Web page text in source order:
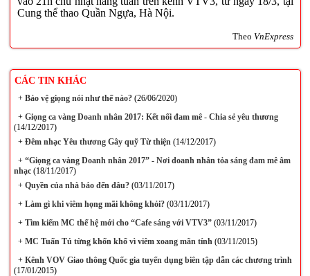
Cung thể thao Quần Ngựa, Hà Nội.
Theo VnExpress
CÁC TIN KHÁC
+Bảo vệ giọng nói như thế nào?(26/06/2020)
+Giọng ca vàng Doanh nhân 2017: Kết nối đam mê - Chia sẻ yêu thương
(14/12/2017)
+Đêm nhạc Yêu thương Gây quỹ Từ thiện(14/12/2017)
+“Giọng ca vàng Doanh nhân 2017” - Nơi doanh nhân tỏa sáng đam mê âm
nhạc(18/11/2017)
+Quyền của nhà báo đến đâu?(03/11/2017)
+Làm gì khi viêm họng mãi không khỏi?(03/11/2017)
+Tìm kiếm MC thế hệ mới cho “Cafe sáng với VTV3”(03/11/2017)
+MC Tuấn Tú từng khốn khổ vì viêm xoang mãn tính(03/11/2015)
+Kênh VOV Giao thông Quốc gia tuyển dụng biên tập dẫn các chương trình
(17/01/2015)